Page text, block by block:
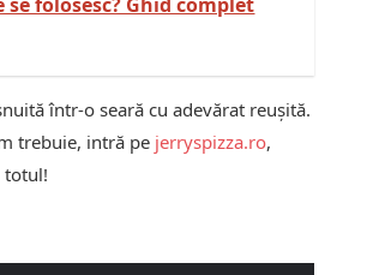
într-o seară cu adevărat reușită.
trebuie, intră pe jerryspizza.ro,
totul!